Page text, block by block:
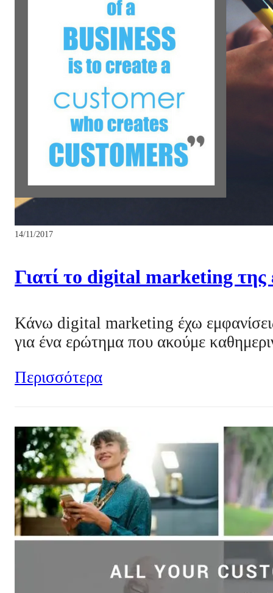
14/11/2017
Γιατί το digital marketing της
Κάνω digital marketing έχω
για ένα ερώτημα που ακούμε
Περισσότερα